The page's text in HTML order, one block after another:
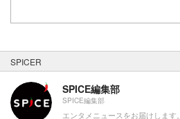
SPICER
SPICE編集部
SPICE編集部
エンタメニュースをお届けします。